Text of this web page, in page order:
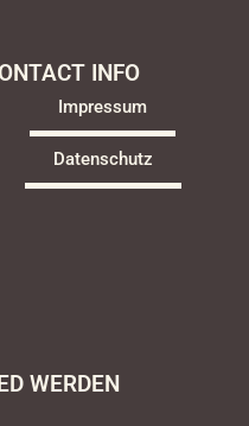
INFO
Impressum
Datenschutz
WERDEN